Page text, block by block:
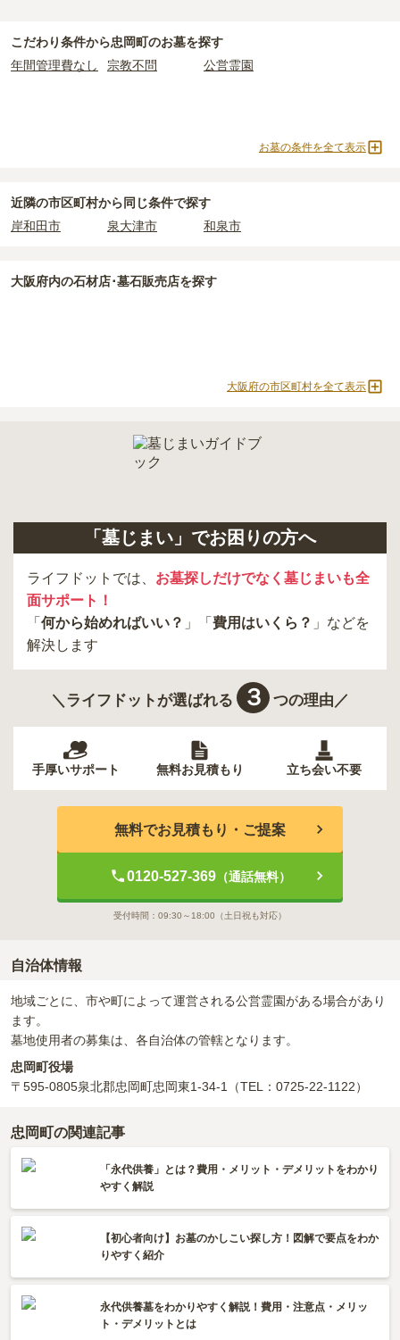
・ 納骨式の費用：お墓に遺骨を納める儀式のための費用。僧侶に渡
すお布施、会食などの費用がかかります。
正確な費用は、区画や石材の選び方によって大きく変わるため、見
必ず確認することをおすすめします。
現地への見学が難しい場合は、資料請求でも各霊園の詳しい料金案
内を取り寄せることができます。
忠岡町で安価なお墓を探したい場合は、
お墓を探すのがおすすめです。
れているケースがほとんどです。
主な条件として、遺骨がすでにある、該当の市区町村に一定年数以
契約条件の詳細は、各霊園のページをご確認いただくか、資料請求
永代供養をお考えの場合は、海洋散骨もご検討ください。
こだわり条件から忠岡町のお墓を探す
年間管理費なし
宗教不問 公営霊園
お墓の条件を全て表示
近隣の市区町村から同じ条件で探す
岸和田市
泉大津市 和泉市
大阪府内の石材店･墓石販売店を探す
大阪府の市区町村を全て表示
「墓じまい」でお困りの方へ
ライフドットでは、 お墓探しだけでなく墓じまいも全
面サポート！
「 何から始めればいい？ 」「 費用はいくら？ 」などを
解決します
＼ライフドットが選ばれる ３ つの理由／
手厚いサポート 無料お見積もり 立ち会い不要
無料でお見積もり・ご提案
0120-527-369（通話無料）
受付時間： 09:30～18:00 （土日祝も対応）
自治体情報
地域ごとに、市や町によって運営される公営霊園がある場合があり
ます。
墓地使用者の募集は、各自治体の管轄となります。
忠岡町役場
〒595-0805泉北郡忠岡町忠岡東1-34-1 （TEL：0725-22-1122）
忠岡町の関連記事
「永代供養」とは？費用・メリット・デメリットをわかり
やすく解説
【初心者向け】お墓のかしこい探し方！図解で要点をわか
りやすく紹介
永代供養墓をわかりやすく解説！費用・注意点・メリッ
ト・デメリットとは